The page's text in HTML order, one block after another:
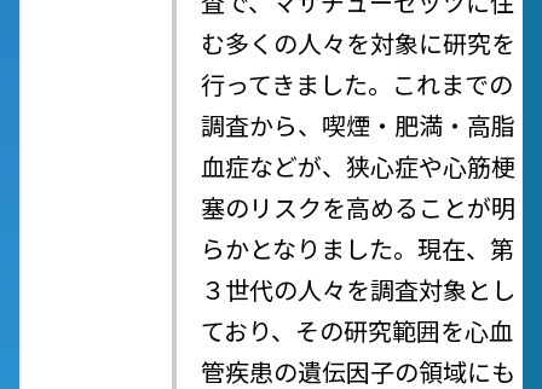
む多くの人々を対象に研究を
行ってきました。これまでの
調査から、喫煙・肥満・高脂
血症などが、狭心症や心筋梗
塞のリスクを高めることが明
らかとなりました。現在、第
３世代の人々を調査対象とし
ており、その研究範囲を心血
管疾患の遺伝因子の領域にも